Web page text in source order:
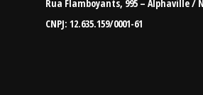
Rua Flamboyants, 995 – Alphaville /
CNPJ: 12.635.159/0001-61